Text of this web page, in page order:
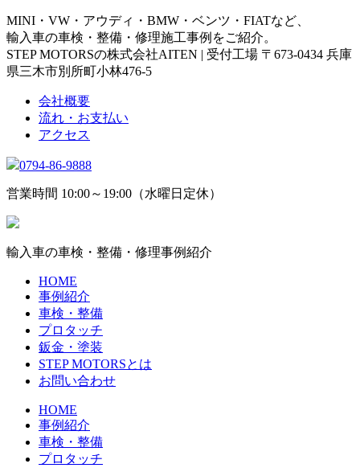
MINI・VW・アウディ・BMW・ベンツ・FIATなど、
輸入車の車検・整備・修理施工事例をご紹介。
STEP MOTORSの株式会社AITEN | 受付工場 〒673-0434 兵庫
県三木市別所町小林476-5
会社概要
流れ・お支払い
アクセス
0794-86-9888
営業時間 10:00～19:00（水曜日定休）
輸入車の車検・整備・修理事例紹介
HOME
事例紹介
車検・整備
プロタッチ
鈑金・塗装
STEP MOTORSとは
お問い合わせ
HOME
事例紹介
車検・整備
プロタッチ